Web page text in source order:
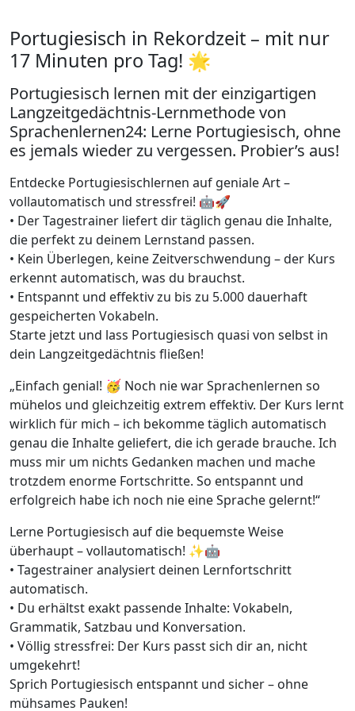
Portugiesisch in Rekordzeit – mit nur
17 Minuten pro Tag! 🌟
Portugiesisch lernen mit der einzigartigen
Langzeitgedächtnis-Lernmethode von
Sprachenlernen24: Lerne Portugiesisch, ohne
es jemals wieder zu vergessen. Probier’s aus!
Entdecke Portugiesischlernen auf geniale Art –
vollautomatisch und stressfrei! 🤖🚀
• Der Tagestrainer liefert dir täglich genau die Inhalte,
die perfekt zu deinem Lernstand passen.
• Kein Überlegen, keine Zeitverschwendung – der Kurs
erkennt automatisch, was du brauchst.
• Entspannt und effektiv zu bis zu 5.000 dauerhaft
gespeicherten Vokabeln.
Starte jetzt und lass Portugiesisch quasi von selbst in
dein Langzeitgedächtnis fließen!
„Einfach genial! 🥳 Noch nie war Sprachenlernen so
mühelos und gleichzeitig extrem effektiv. Der Kurs lernt
wirklich für mich – ich bekomme täglich automatisch
genau die Inhalte geliefert, die ich gerade brauche. Ich
muss mir um nichts Gedanken machen und mache
trotzdem enorme Fortschritte. So entspannt und
erfolgreich habe ich noch nie eine Sprache gelernt!“
Lerne Portugiesisch auf die bequemste Weise
überhaupt – vollautomatisch! ✨🤖
• Tagestrainer analysiert deinen Lernfortschritt
automatisch.
• Du erhältst exakt passende Inhalte: Vokabeln,
Grammatik, Satzbau und Konversation.
• Völlig stressfrei: Der Kurs passt sich dir an, nicht
umgekehrt!
Sprich Portugiesisch entspannt und sicher – ohne
mühsames Pauken!